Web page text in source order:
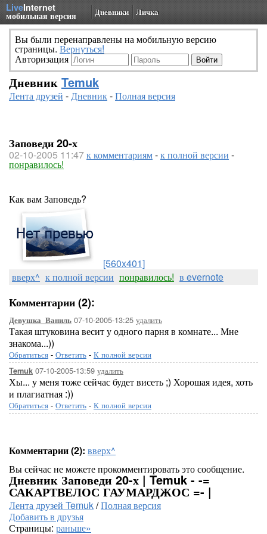
LiveInternet
мобильная версия Дневники Личка
Вы были перенаправлены на мобильную версию
страницы. Вернуться!
Авторизация
Дневник Temuk
Лента друзей -Дневник-Полная версия
Заповеди 20-х
02-10-2005 11:47к комментариям-к полной версии -
понравилось!
Как вам Заповедь?
[560x401]
вверх^ к полной версии понравилось! в evernote
Комментарии (2):
Девушка_Ваниль 07-10-2005-13:25 удалить
Такая штуковина весит у одного парня в комнате... Мне
знакома...))
Обратиться - Ответить - К полной версии
Temuk 07-10-2005-13:59 удалить
Хы... у меня тоже сейчас будет висеть ;) Хорошая идея, хоть
и плагиатная :))
Обратиться - Ответить - К полной версии
Комментарии (2): вверх^
Вы сейчас не можете прокомментировать это сообщение.
Дневник Заповеди 20-х | Temuk - -=
САКАРТВЕЛОС ГАУМАРДЖОС =- |
Лента друзей Temuk/Полная версия
Добавить в друзья
Страницы: раньше»